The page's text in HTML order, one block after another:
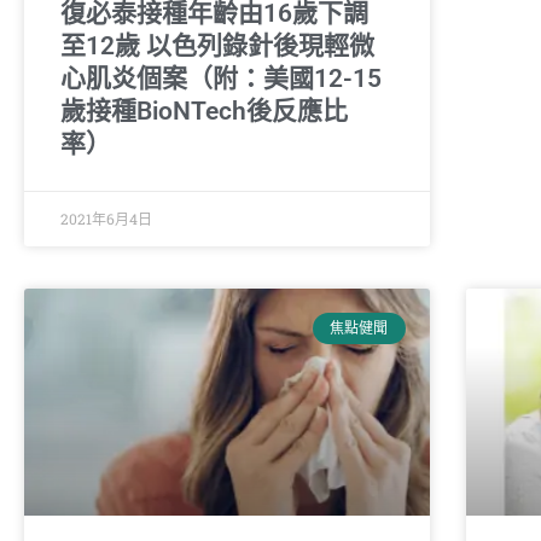
復必泰接種年齡由16歲下調
至12歲 以色列錄針後現輕微
心肌炎個案（附：美國12-15
歲接種BioNTech後反應比
率）
2021年6月4日
焦點健聞